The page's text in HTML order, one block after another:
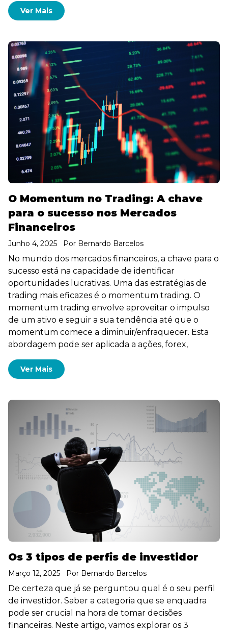
Ver Mais
O Momentum no Trading: A chave
para o sucesso nos Mercados
Financeiros
Junho 4, 2025 Por Bernardo Barcelos
No mundo dos mercados financeiros, a chave para o
sucesso está na capacidade de identificar
oportunidades lucrativas. Uma das estratégias de
trading mais eficazes é o momentum trading. O
momentum trading envolve aproveitar o impulso
de um ativo e seguir a sua tendência até que o
momentum comece a diminuir/enfraquecer. Esta
abordagem pode ser aplicada a ações, forex,
Ver Mais
Os 3 tipos de perfis de investidor
Março 12, 2025 Por Bernardo Barcelos
De certeza que já se perguntou qual é o seu perfil
de investidor. Saber a categoria que se enquadra
pode ser crucial na hora de tomar decisões
financeiras. Neste artigo, vamos explorar os 3